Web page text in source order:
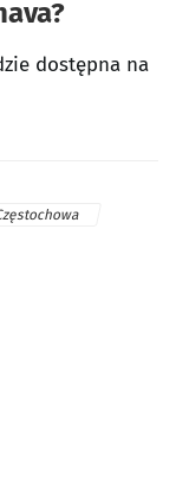
dostępna na